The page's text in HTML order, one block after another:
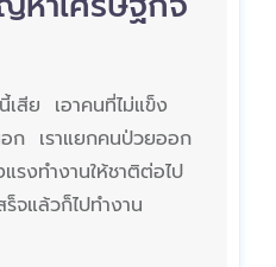
นี้เสีย เอาคนที่ไม่แข็ง
ก เราแยกคนป่วยออก
รงทำงานให้ชาติต่อไป
ร็จแล้วก็ไปทำงาน